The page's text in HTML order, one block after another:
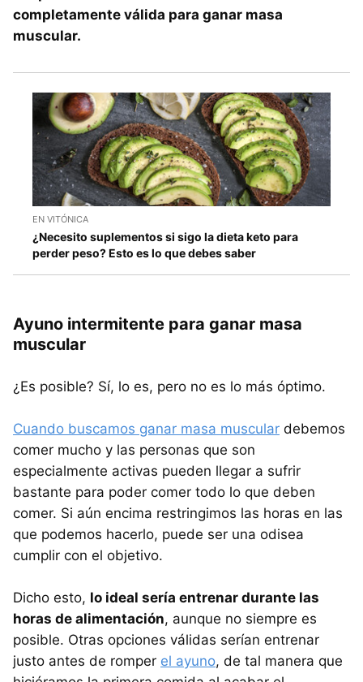
completamente válida para ganar masa
muscular.
EN VITÓNICA
¿Necesito suplementos si sigo la dieta keto para
perder peso? Esto es lo que debes saber
Ayuno intermitente para ganar masa
muscular
¿Es posible? Sí, lo es, pero no es lo más óptimo.
Cuando buscamos ganar masa muscular debemos
comer mucho y las personas que son
especialmente activas pueden llegar a sufrir
bastante para poder comer todo lo que deben
comer. Si aún encima restringimos las horas en las
que podemos hacerlo, puede ser una odisea
cumplir con el objetivo.
Dicho esto, lo ideal sería entrenar durante las
horas de alimentación, aunque no siempre es
posible. Otras opciones válidas serían entrenar
justo antes de romper el ayuno, de tal manera que